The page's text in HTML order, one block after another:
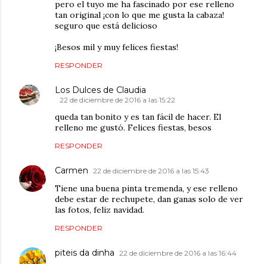
pero el tuyo me ha fascinado por ese relleno
tan original ¡con lo que me gusta la cabaza!
seguro que está delicioso
¡Besos mil y muy felices fiestas!
RESPONDER
Los Dulces de Claudia
22 de diciembre de 2016 a las 15:22
queda tan bonito y es tan fácil de hacer. El
relleno me gustó. Felices fiestas, besos
RESPONDER
Carmen 22 de diciembre de 2016 a las 15:43
Tiene una buena pinta tremenda, y ese relleno
debe estar de rechupete, dan ganas solo de ver
las fotos, feliz navidad.
RESPONDER
piteis da dinha 22 de diciembre de 2016 a las 16:44